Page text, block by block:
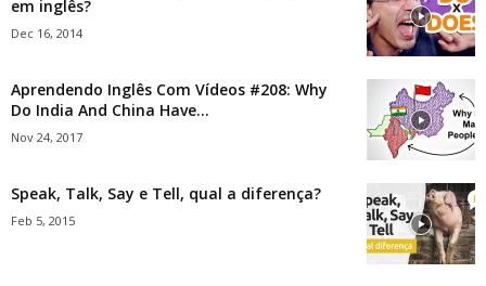
em inglês?
Dec 16, 2014
Aprendendo Inglês Com Vídeos #208: Why
Do India And China Have...
Nov 24, 2017
Speak, Talk, Say e Tell, qual a diferença?
Feb 5, 2015